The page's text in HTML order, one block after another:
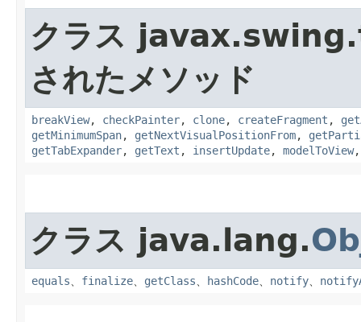
クラス
されたメソッド
breakView, checkPainter, clone, createFragment ,
getMinimumSpan, getNextVisualPositionFrom,
getTabExpander, getText , insertUpdate, modelToView
クラス java.lang.
equals、 finalize、 getClass、 hashCode、 notify、